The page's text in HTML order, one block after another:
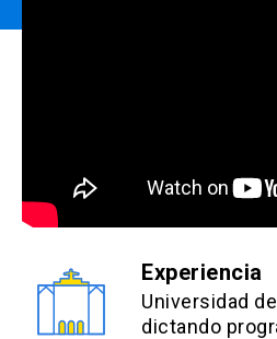
Experiencia
Universidad
dictando